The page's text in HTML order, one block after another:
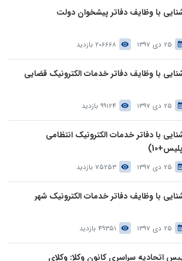
با وظایف دفاتر پیشخوان دولت
25 دی 1397 206668 بازدید
با وظایف دفاتر خدمات الکترونیک قضایی
25 دی 1397 99124 بازدید
با دفاتر خدمات الکترونیک انتظامی
25 دی 1397 75253 بازدید
با وظایف دفاتر خدمات الکترونیک شهر
25 دی 1397 49351 بازدید
اتحادیه سراسری کانون وکلا: وکلای